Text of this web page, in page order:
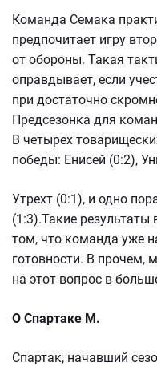
Команда Семака
предпочитает игру
от обороны. Такая
оправдывает, если
при достаточно
Предсезонка для
В четырех
победы: Енисей (0:2),
Утрехт (0:1), и одно
(1:3).Такие результаты
том, что команда уже
готовности. В прочем,
на этот вопрос в
О Спартаке М.
Спартак, начавший